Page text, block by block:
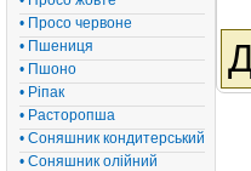
• Просо червоне
• Пшениця
• Пшоно
• Ріпак
• Расторопша
• Соняшник кондитерський
• Соняшник олійний